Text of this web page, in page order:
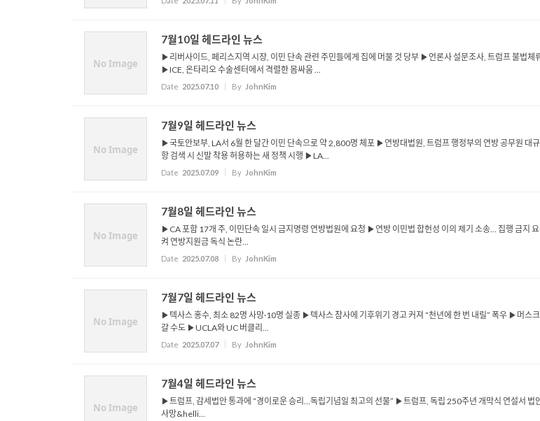
No Image
7월10일 헤드라인 뉴스
▶리버사이드, 페리스지역 시장, 이민 단속 관련 주민들에게 집에 머물 것 당부 ▶언론사 설문조사, 트럼프 불법
▶ICE, 온타리오 수술센터에서 격렬한 몸싸움 ...
Date 2025.07.10 By JohnKim
No Image
7월9일 헤드라인 뉴스
▶국토안보부, LA서 6월 한 달간 이민 단속으로 약 2,800명 체포 ▶연방대법원, 트럼프 행정부의 연방 공무원
항 검색 시 신발 착용 허용하는 새 정책 시행 ▶LA...
Date 2025.07.09 By JohnKim
No Image
7월8일 헤드라인 뉴스
▶CA 포함 17개 주, 이민단속 일시 금지명령 연방법원에 요청 ▶연방 이민법 합헌성 이의 제기 소송… 집행 금지
켜 연방지원금 독식 논란...
Date 2025.07.08 By JohnKim
No Image
7월7일 헤드라인 뉴스
▶텍사스 홍수, 최소 82명 사망·10명 실종 ▶텍사스 참사에 기후위기 경고 커져 “천년에 한 번 내릴” 폭우 ▶머스
갈 수도 ▶UCLA와 UC 버클리...
Date 2025.07.07 By JohnKim
No Image
7월4일 헤드라인 뉴스
▶트럼프, 감세법안 통과에 “경이로운 승리…독립기념일 최고의 선물” ▶트럼프, 독립 250주년 개막식 연설서
사망&helli...